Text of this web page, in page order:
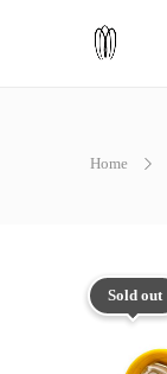
Home
Sold out